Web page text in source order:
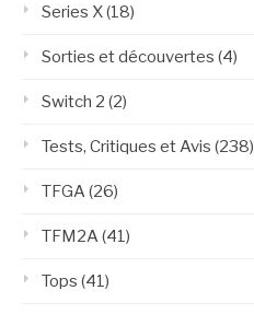
Series X(18)
Sorties et découvertes (4)
Switch 2 (2)
Tests, Critiques et Avis (238)
TFGA (26)
TFM2A (41)
Tops (41)